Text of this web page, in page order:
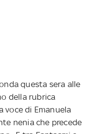
questa sera alle
della rubrica
voce di Emanuela
nenia che precede